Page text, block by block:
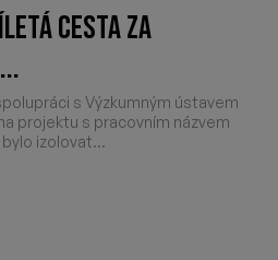
CESTA ZA
s Výzkumným ústavem
projektu s pracovním názvem
izolovat...